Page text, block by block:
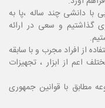
با دانشی چند ساله ،پا به
گذاشتیم و سعی در ارائه
92 شروع و با استفاده از افراد مجرب و با سابقه
اعم از ابزار ، تجهیزات
مطابق با قوانین جمهوری